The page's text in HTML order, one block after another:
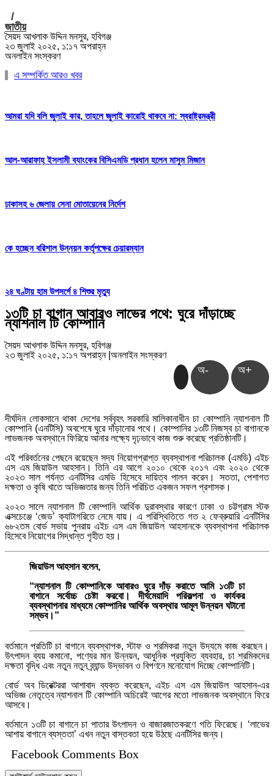
/
জাতীয়
সৈয়দ আখলাক উদ্দিন মনসুর, হবিগঞ্জ
২৩ জুলাই ২০২৫, ১:১৭ অপরাহ্ন
অনলাইন সংস্করণ
এ সম্পর্কিত আরও খবর
আমরা যদি বলি জুলাই কার, তাহলে জুলাই কারোই থাকবে না: স্বরাষ্ট্রমন্ত্রী
আল-আরাফাহ্ ইসলামী ব্যাংকের বিসিএমডি প্রধান হলেন মাসুম মিজান
ঢাকাসহ ৬ জেলায় সেনা মোতায়েনের নির্দেশ
কে হচ্ছেন বরিশাল উন্নয়ন কর্তৃপক্ষের চেয়ারম্যান
২৪ ঘণ্টায় হাম উপসর্গে ৪ শিশুর মৃত্যু
১৩টি চা বাগান আবারও লাভের পথে: ঘুরে দাঁড়াচ্ছে
ন্যাশনাল টি কোম্পানি
সৈয়দ আখলাক উদ্দিন মনসুর, হবিগঞ্জ
২৩ জুলাই ২০২৫, ১:১৭ অপরাহ্ন অনলাইন সংস্করণ
অ- অ+
দীর্ঘদিন লোকসানে থাকা দেশের সর্ববৃহৎ সরকারি মালিকানাধীন চা কোম্পানি ন্যাশনাল টি
কোম্পানি (এনটিসি) অবশেষে ঘুরে দাঁড়ানোর পথে। কোম্পানির ১৩টি নিজস্ব চা বাগানকে
লাভজনক অবস্থানে ফিরিয়ে আনার লক্ষ্যে দৃঢ়ভাবে কাজ শুরু করেছে প্রতিষ্ঠানটি।
এই পরিবর্তনের পেছনে রয়েছেন সদ্য নিয়োগপ্রাপ্ত ব্যবস্থাপনা পরিচালক (এমডি) এইচ
এস এম জিয়াউল আহসান। তিনি এর আগে ২০১০ থেকে ২০১৭ এবং ২০২০ থেকে
২০২৩ সাল পর্যন্ত এনটিসির এমডি হিসেবে দায়িত্ব পালন করেন। সততা, পেশাগত
দক্ষতা ও কৃষি খাতে অভিজ্ঞতার জন্য তিনি পরিচিত একজন সফল প্রশাসক।
২০২৩ সালে ন্যাশনাল টি কোম্পানি আর্থিক দুরাবস্থার কারণে ঢাকা ও চট্টগ্রাম স্টক
এক্সচেঞ্জে ‘জেড’ ক্যাটাগরিতে নেমে যায়। এ পরিস্থিতিতে গত ২ ফেব্রুয়ারি এনটিসির
৬৮২তম বোর্ড সভায় পুনরায় এইচ এস এম জিয়াউল আহসানকে ব্যবস্থাপনা পরিচালক
হিসেবে নিয়োগের সিদ্ধান্ত গৃহীত হয়।
জিয়াউল আহসান বলেন,
“ন্যাশনাল টি কোম্পানিকে আবারও ঘুরে দাঁড় করাতে আমি ১৩টি চা
বাগানে সর্বোচ্চ চেষ্টা করবো। দীর্ঘমেয়াদি পরিকল্পনা ও কার্যকর
ব্যবস্থাপনার মাধ্যমে কোম্পানির আর্থিক অবস্থার আমূল উন্নয়ন ঘটানো
সম্ভব।”
বর্তমানে প্রতিটি চা বাগানে ব্যবস্থাপক, স্টাফ ও শ্রমিকরা নতুন উদ্যমে কাজ করছেন।
উৎপাদন ব্যয় কমানো, পণ্যের মান উন্নয়ন, আধুনিক প্রযুক্তি ব্যবহার, চা শ্রমিকদের
দক্ষতা বৃদ্ধি এবং নতুন নতুন ব্র্যান্ড উদ্ভাবন ও বিপণনে মনোযোগ দিচ্ছে কোম্পানিটি।
বোর্ড অব ডিরেক্টররা আশাবাদ ব্যক্ত করেছেন, এইচ এস এম জিয়াউল আহসান-এর
অভিজ্ঞ নেতৃত্বে ন্যাশনাল টি কোম্পানি অচিরেই আগের মতো লাভজনক অবস্থানে ফিরে
আসবে।
বর্তমানে ১৩টি চা বাগানে চা পাতার উৎপাদন ও বাজারজাতকরণে গতি ফিরেছে। ‘লাভের
আশায় বাগানে ব্যস্ততা’ এখন নতুন বাস্তবতা হয়ে উঠছে এনটিসির জন্য।
Facebook Comments Box